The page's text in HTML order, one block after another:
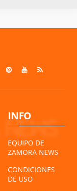
INFO
EQUIPO DE
ZAMORA NEWS
CONDICIONES
DE USO